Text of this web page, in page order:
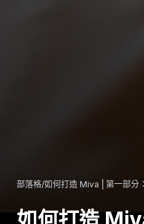
部落格/如何打造 Miva | 第一部分